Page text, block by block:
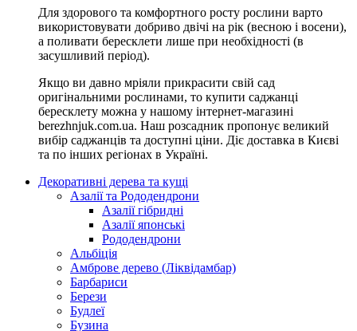
Для здорового та комфортного росту рослини варто
використовувати добриво двічі на рік (весною і восени),
а поливати бересклети лише при необхідності (в
засушливий період).
Якщо ви давно мріяли прикрасити свій сад
оригінальними рослинами, то купити саджанці
бересклету можна у нашому інтернет-магазині
berezhnjuk.com.ua. Наш розсадник пропонує великий
вибір саджанців та доступні ціни. Діє доставка в Києві
та по інших регіонах в Україні.
Декоративні дерева та кущі
Азалії та Рододендрони
Азалії гібридні
Азалії японські
Рододендрони
Альбіція
Амброве дерево (Ліквідамбар)
Барбариси
Берези
Будлеї
Бузина